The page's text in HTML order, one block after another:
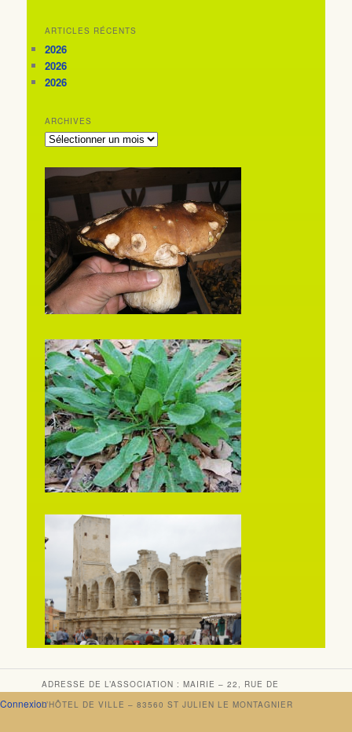
ARTICLES RÉCENTS
2026
2026
2026
ARCHIVES
ARCHIVES
ADRESSE DE L’ASSOCIATION : MAIRIE – 22, RUE DE
L’HÔTEL DE VILLE – 83560 ST JULIEN LE MONTAGNIER
Connexion